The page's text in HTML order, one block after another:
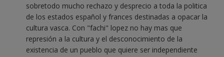
sobretodo mucho rechazo y desprecio a toda la politica
de los estados español y frances destinadas a opacar la
cultura vasca. Con "fachi" lopez no hay mas que
represión a la cultura y el desconocimiento de la
existencia de un pueblo que quiere ser independiente